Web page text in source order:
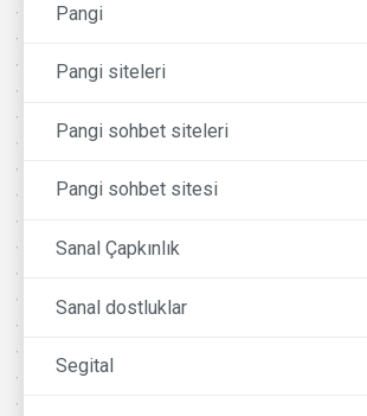
Pangi
Pangi siteleri
Pangi sohbet siteleri
Pangi sohbet sitesi
Sanal Çapkınlık
Sanal dostluklar
Segital